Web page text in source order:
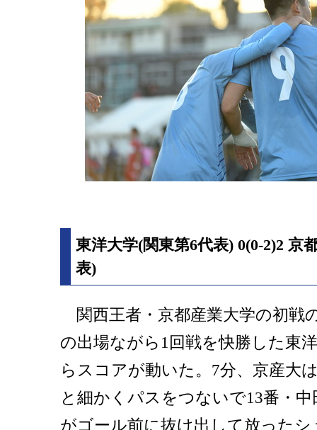
東洋大学(関東第6代表) 0(0-2)2 京
表)
関西王者・京都産業大学の初戦
の出場ながら1回戦を快勝した東
らスコアが動いた。7分、京産大
と細かくパスをつないで13番・
がゴール前に抜け出して放った